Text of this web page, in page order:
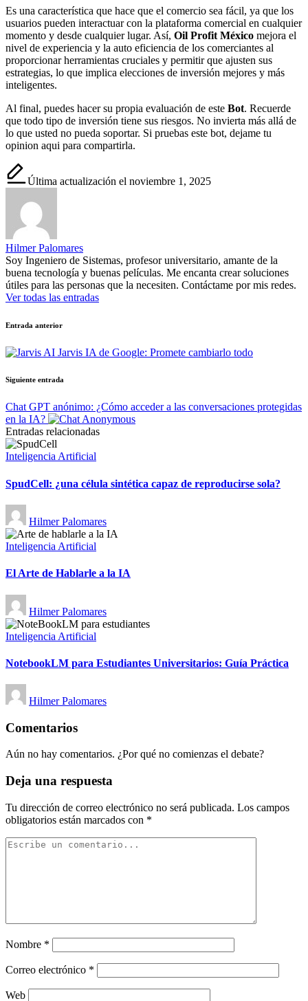
Es una característica que hace que el comercio sea fácil, ya que los
usuarios pueden interactuar con la plataforma comercial en cualquier
momento y desde cualquier lugar. Así, Oil Profit México mejora el
nivel de experiencia y la auto eficiencia de los comerciantes al
proporcionar herramientas cruciales y permitir que ajusten sus
estrategias, lo que implica elecciones de inversión mejores y más
inteligentes.
Al final, puedes hacer su propia evaluación de este Bot. Recuerde
que todo tipo de inversión tiene sus riesgos. No invierta más allá de
lo que usted no pueda soportar. Si pruebas este bot, dejame tu
opinion aqui para compartirla.
Última actualización el noviembre 1, 2025
Hilmer Palomares
Soy Ingeniero de Sistemas, profesor universitario, amante de la
buena tecnología y buenas películas. Me encanta crear soluciones
útiles para las personas que la necesiten. Contáctame por mis redes.
Ver todas las entradas
Navegación
de
Entrada anterior
Jarvis IA de Google: Promete cambiarlo todo
Siguiente entrada
Chat GPT anónimo: ¿Cómo acceder a las conversaciones protegidas
en la IA?
Entradas relacionadas
Publicado
Inteligencia Artificial
SpudCell: ¿una célula sintética capaz de reproducirse sola?
Publicado
por
Hilmer Palomares
Publicado
Inteligencia Artificial
El Arte de Hablarle a la IA
Publicado
por
Hilmer Palomares
Publicado
Inteligencia Artificial
NotebookLM para Estudiantes Universitarios: Guía Práctica
Publicado
por
Hilmer Palomares
Comentarios
Aún no hay comentarios. ¿Por qué no comienzas el debate?
Deja una respuesta
Tu dirección de correo electrónico no será publicada. Los campos
obligatorios están marcados con *
Nombre *
Correo electrónico *
Web